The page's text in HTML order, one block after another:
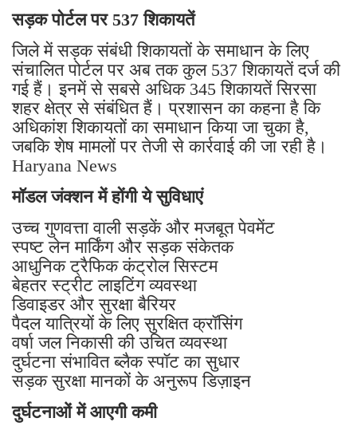
सड़क पोर्टल पर 537 शिकायतें
जिले में सड़क संबंधी शिकायतों के समाधान के लिए
संचालित पोर्टल पर अब तक कुल 537 शिकायतें दर्ज की
गई हैं। इनमें से सबसे अधिक 345 शिकायतें सिरसा
शहर क्षेत्र से संबंधित हैं। प्रशासन का कहना है कि
अधिकांश शिकायतों का समाधान किया जा चुका है,
जबकि शेष मामलों पर तेजी से कार्रवाई की जा रही है।
Haryana News
मॉडल जंक्शन में होंगी ये सुविधाएं
उच्च गुणवत्ता वाली सड़कें और मजबूत पेवमेंट
स्पष्ट लेन मार्किंग और सड़क संकेतक
आधुनिक ट्रैफिक कंट्रोल सिस्टम
बेहतर स्ट्रीट लाइटिंग व्यवस्था
डिवाइडर और सुरक्षा बैरियर
पैदल यात्रियों के लिए सुरक्षित क्रॉसिंग
वर्षा जल निकासी की उचित व्यवस्था
दुर्घटना संभावित ब्लैक स्पॉट का सुधार
सड़क सुरक्षा मानकों के अनुरूप डिज़ाइन
दुर्घटनाओं में आएगी कमी